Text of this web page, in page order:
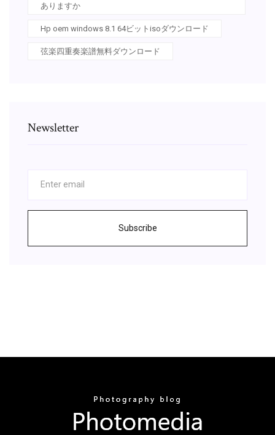
ありますか
Hp oem windows 8.1 64ビットisoダウンロード
弦楽四重奏楽譜無料ダウンロード
Newsletter
Subscribe